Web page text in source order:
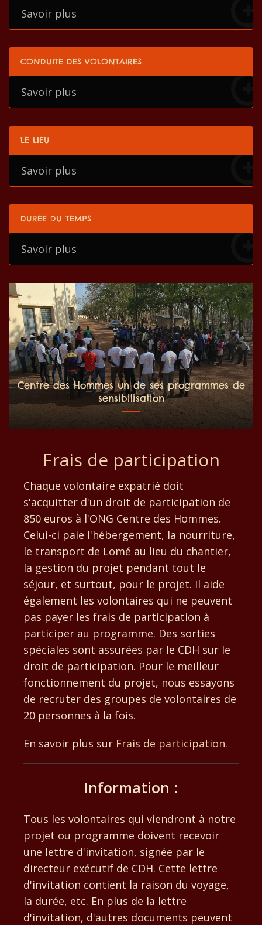
Savoir plus
CONDUITE DES VOLONTAIRES
Savoir plus
LE LIEU
Savoir plus
DURÉE DU TEMPS
Savoir plus
Centre des Hommes un de ses programmes de
sensibilisation
Frais de participation
Chaque volontaire expatrié doit
s'acquitter d'un droit de participation de
850 euros à l'ONG Centre des Hommes.
Celui-ci paie l'hébergement, la nourriture,
le transport de Lomé au lieu du chantier,
la gestion du projet pendant tout le
séjour, et surtout, pour le projet. Il aide
également les volontaires qui ne peuvent
pas payer les frais de participation à
participer au programme. Des sorties
spéciales sont assurées par le CDH sur le
droit de participation. Pour le meilleur
fonctionnement du projet, nous essayons
de recruter des groupes de volontaires de
20 personnes à la fois.
En savoir plus sur Frais de participation.
Information :
Tous les volontaires qui viendront à notre
projet ou programme doivent recevoir
une lettre d'invitation, signée par le
directeur exécutif de CDH. Cette lettre
d'invitation contient la raison du voyage,
la durée, etc. En plus de la lettre
d'invitation, d'autres documents peuvent